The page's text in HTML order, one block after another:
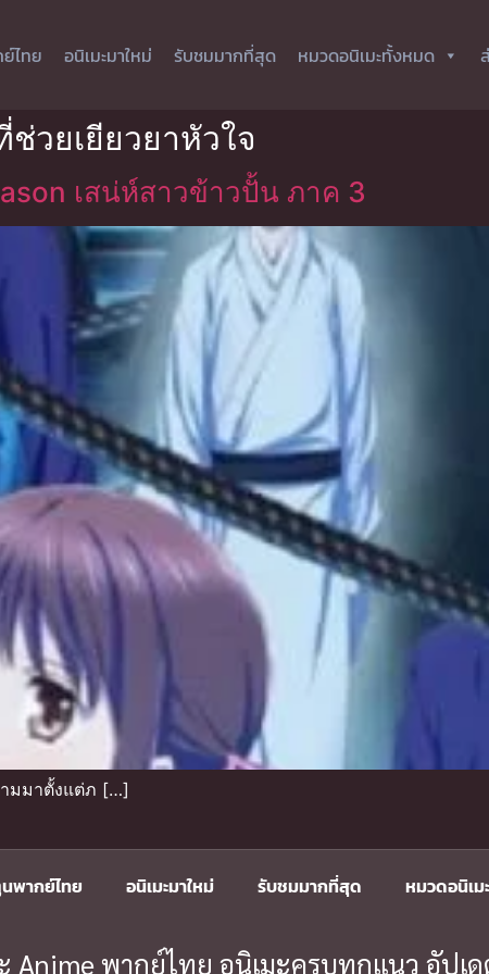
ไทย อนิเมะมาใหม่ รับชมมากที่สุด หมวดอนิเมะทั้งหมด
วยเยียวยาหัวใจ
เสน่ห์สาวข้าวปั้น ภาค 3
ามมาตั้งแต่ภ […]
พากย์ไทย อนิเมะมาใหม่ รับชมมากที่สุด หมวดอนิเ
Anime พากย์ไทย อนิเมะครบทุกแนว อัปเ